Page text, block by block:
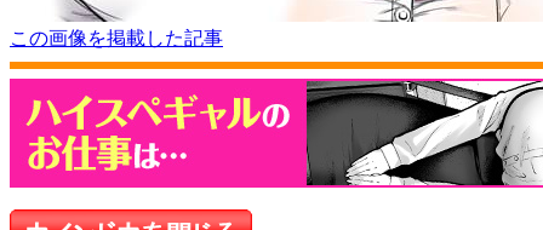
この画像を掲載した記事